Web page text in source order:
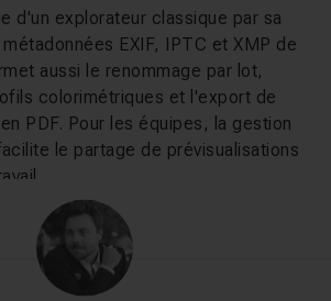
d'un explorateur classique par sa
EXIF, IPTC et XMP de
aussi le renommage par lot,
colorimétriques et l'export de
PDF. Pour les équipes, la gestion
le partage de prévisualisations
allez apprendre sur